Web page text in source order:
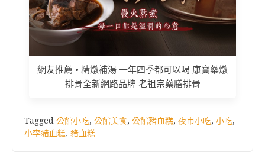
網友推薦 • 精燉補湯 一年四季都可以喝 康寶藥燉
排骨全新網路品牌 老祖宗藥膳排骨
Tagged 公館小吃, 公館美食, 公館豬血糕, 夜市小吃, 小吃,
小李豬血糕, 豬血糕